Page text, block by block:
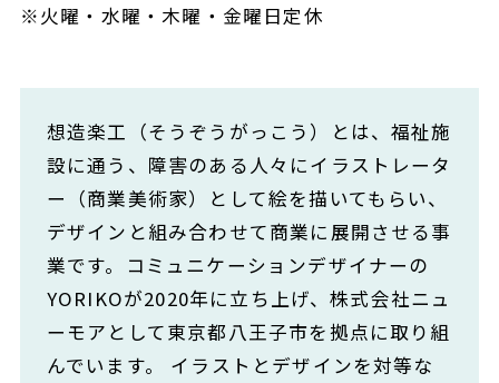
※火曜・水曜・木曜・金曜日定休
想造楽工（そうぞうがっこう）とは、福祉施
設に通う、障害のある人々にイラストレータ
ー（商業美術家）として絵を描いてもらい、
デザインと組み合わせて商業に展開させる事
業です。コミュニケーションデザイナーの
YORIKOが2020年に立ち上げ、株式会社ニュ
ーモアとして東京都八王子市を拠点に取り組
んでいます。 イラストとデザインを対等な